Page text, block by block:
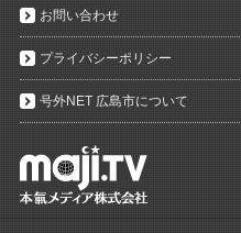
お問い合わせ
プライバシーポリシー
号外NET 広島市について